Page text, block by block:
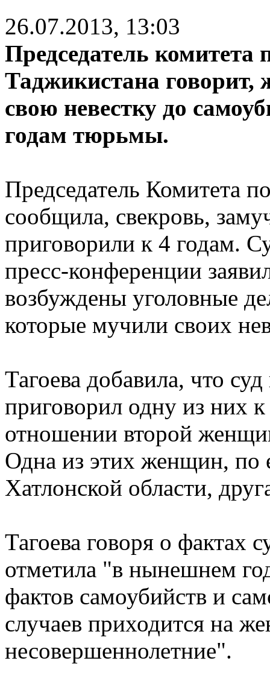
26.07.2013, 13:03
Председатель
Таджикистана говорит,
свою невестку до
годам тюрьмы.
Председатель Комитета
сообщила, свекровь,
приговорили к 4 годам.
пресс-конференции
возбуждены уголовные
которые мучили своих
Тагоева добавила, что
приговорил одну из них
отношении второй
Одна из этих женщин, по
Хатлонской области,
Тагоева говоря о фактах
отметила "в нынешнем
фактов самоубийств и
случаев приходится на
несовершеннолетние".